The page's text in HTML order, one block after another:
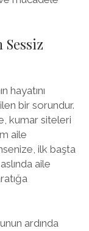
hayatını
bir sorundur.
kumar siteleri
aile
ilk başta
aile
ardında